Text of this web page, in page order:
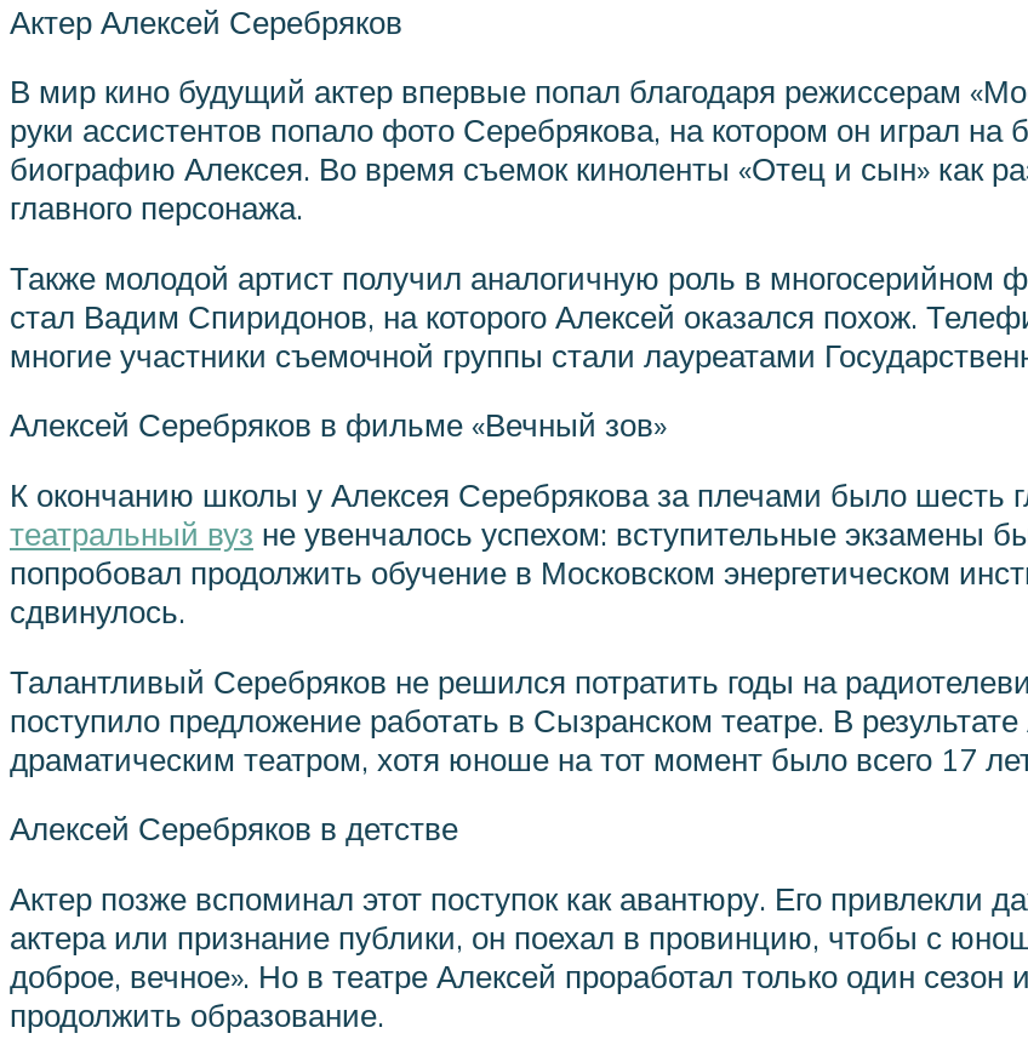
Актер Алексей Серебряков
В мир кино будущий актер впервые попал благодаря режиссерам
руки ассистентов попало фото Серебрякова, на котором он играл на
биографию Алексея. Во время съемок киноленты «Отец и сын» как
главного персонажа.
Также молодой артист получил аналогичную роль в многосерийном
стал Вадим Спиридонов, на которого Алексей оказался похож.
многие участники съемочной группы стали лауреатами
Алексей Серебряков в фильме «Вечный зов»
К окончанию школы у Алексея Серебрякова за плечами было шесть
театральный вуз не увенчалось успехом: вступительные экзамены
попробовал продолжить обучение в Московском энергетическом
сдвинулось.
Талантливый Серебряков не решился потратить годы на
поступило предложение работать в Сызранском театре. В
драматическим театром, хотя юноше на тот момент было всего 17
Алексей Серебряков в детстве
Актер позже вспоминал этот поступок как авантюру. Его привлекли
актера или признание публики, он поехал в провинцию, чтобы с
доброе, вечное». Но в театре Алексей проработал только один
продолжить образование.